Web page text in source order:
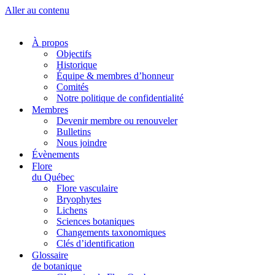
Aller au contenu
À propos
Objectifs
Historique
Équipe & membres d’honneur
Comités
Notre politique de confidentialité
Membres
Devenir membre ou renouveler
Bulletins
Nous joindre
Évènements
Flore
du Québec
Flore vasculaire
Bryophytes
Lichens
Sciences botaniques
Changements taxonomiques
Clés d’identification
Glossaire
de botanique